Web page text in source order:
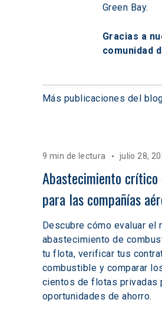
Green Bay.
Gracias a
comunidad
Más publicaciones del
9 min de lectura julio 28,
Abastecimiento
para las compañías
Descubre cómo evaluar el
abastecimiento de
tu flota, verificar tus
combustible y comparar
cientos de flotas privadas
oportunidades de ahorro.